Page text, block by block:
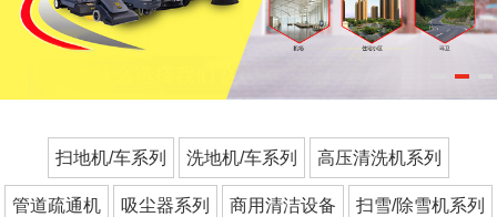
3
扫地机/车系列 洗地机/车系列 高压清洗机系列
管道疏通机 吸尘器系列 商用清洁设备 扫雪/除雪机系列